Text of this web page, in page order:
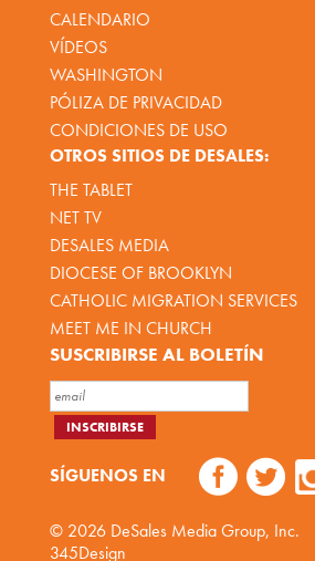
CALENDARIO
VÍDEOS
WASHINGTON
PÓLIZA DE PRIVACIDAD
CONDICIONES DE USO
OTROS SITIOS DE DESALES:
THE TABLET
NET TV
DESALES MEDIA
DIOCESE OF BROOKLYN
CATHOLIC MIGRATION SERVICES
MEET ME IN CHURCH
SUSCRIBIRSE AL BOLETÍN
SÍGUENOS EN
© 2026 DeSales Media Group, Inc.
345Design